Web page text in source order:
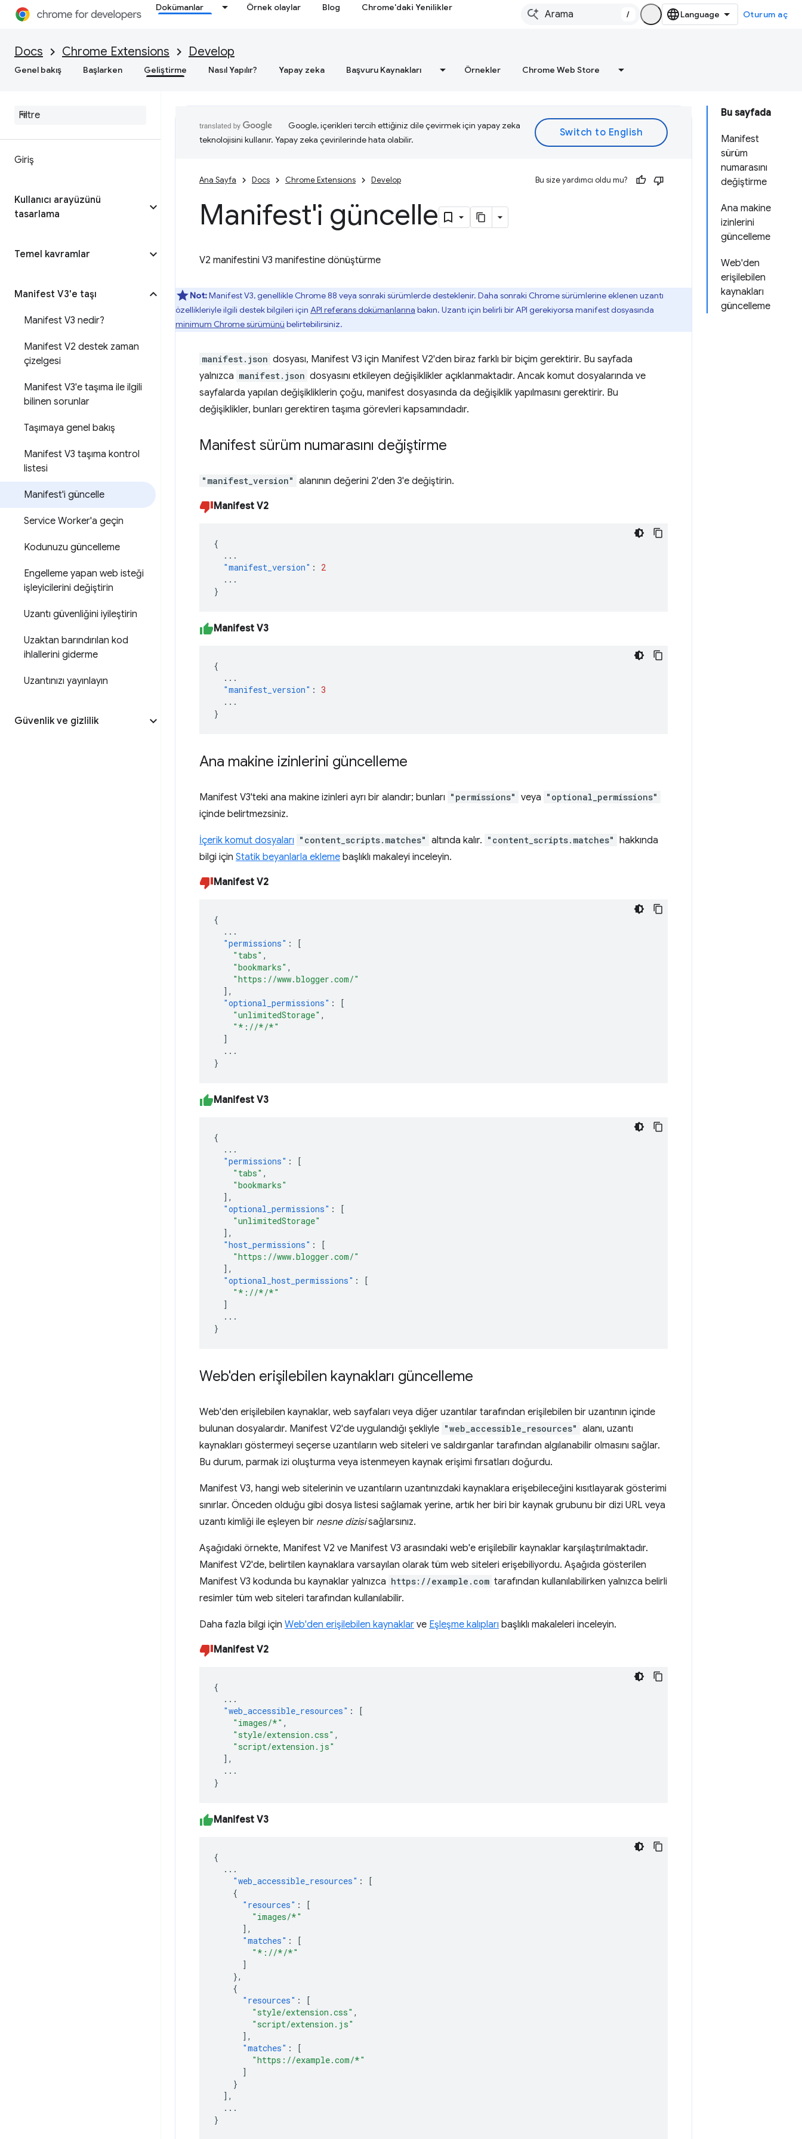
Dokümanlar Örnek olaylar Blog Chrome'daki Yenilikler
/ Oturum aç
Docs Chrome Extensions Develop
Genel bakış Başlarken Geliştirme Nasıl Yapılır? Yapay zeka Başvuru Kaynakları Örnekler Chrome Web Store
Giriş
Kullanıcı arayüzünü
tasarlama
Temel kavramlar
Manifest V3'e taşı
Manifest V3 nedir?
Manifest V2 destek zaman
çizelgesi
Manifest V3'e taşıma ile ilgili
bilinen sorunlar
Taşımaya genel bakış
Manifest V3 taşıma kontrol
listesi
Manifest'i güncelle
Service Worker'a geçin
Kodunuzu güncelleme
Engelleme yapan web isteği
işleyicilerini değiştirin
Uzantı güvenliğini iyileştirin
Uzaktan barındırılan kod
ihlallerini giderme
Uzantınızı yayınlayın
Güvenlik ve gizlilik
Bu sayfada
Manifest
sürüm
numarasını
değiştirme
Ana makine
izinlerini
güncelleme
Web'den
erişilebilen
kaynakları
güncelleme
Google, içerikleri tercih ettiğiniz dile çevirmek için yapay zeka
teknolojisini kullanır. Yapay zeka çevirilerinde hata olabilir.
Ana Sayfa Docs Chrome Extensions Develop Bu size yardımcı oldu mu?
Manifest'i güncelle
V2 manifestini V3 manifestine dönüştürme
Not:Manifest V3, genellikle Chrome 88 veya sonraki sürümlerde desteklenir. Daha sonraki Chrome sürümlerine eklenen uzantı
özellikleriyle ilgili destek bilgileri için API referans dokümanlarına bakın. Uzantı için belirli bir API gerekiyorsa manifest dosyasında
minimum Chrome sürümünü belirtebilirsiniz.
manifest.json dosyası, Manifest V3 için Manifest V2'den biraz farklı bir biçim gerektirir. Bu sayfada
yalnızca manifest.json dosyasını etkileyen değişiklikler açıklanmaktadır. Ancak komut dosyalarında ve
sayfalarda yapılan değişikliklerin çoğu, manifest dosyasında da değişiklik yapılmasını gerektirir. Bu
değişiklikler, bunları gerektiren taşıma görevleri kapsamındadır.
Manifest sürüm numarasını değiştirme
"manifest_version" alanının değerini 2'den 3'e değiştirin.
Manifest V2
{
...
"manifest_version" :
2
...
}
Manifest V3
{
...
"manifest_version" : 3
...
}
Ana makine izinlerini güncelleme
Manifest V3'teki ana makine izinleri ayrı bir alandır; bunları "permissions" veya "optional_permissions"
içinde belirtmezsiniz.
İçerik komut dosyaları "content_scripts.matches" altında kalır. "content_scripts.matches" hakkında
bilgi için Statik beyanlarla ekleme başlıklı makaleyi inceleyin.
Manifest V2
{
...
"permissions" :
[
"tabs" ,
"bookmarks" ,
"https://www.blogger.com/"
],
"optional_permissions" :
[
"unlimitedStorage" ,
"*://*/*"
]
...
}
Manifest V3
{
...
"permissions" :
[
"tabs" ,
"bookmarks"
],
"optional_permissions" :
[
"unlimitedStorage"
],
"host_permissions" :
[
"https://www.blogger.com/"
],
"optional_host_permissions" :
[
"*://*/*"
]
...
}
Web'den erişilebilen kaynakları güncelleme
Web'den erişilebilen kaynaklar, web sayfaları veya diğer uzantılar tarafından erişilebilen bir uzantının içinde
bulunan dosyalardır. Manifest V2'de uygulandığı şekliyle "web_accessible_resources" alanı, uzantı
kaynakları göstermeyi seçerse uzantıların web siteleri ve saldırganlar tarafından algılanabilir olmasını sağlar.
Bu durum, parmak izi oluşturma veya istenmeyen kaynak erişimi fırsatları doğurdu.
Manifest V3, hangi web sitelerinin ve uzantıların uzantınızdaki kaynaklara erişebileceğini kısıtlayarak gösterimi
sınırlar. Önceden olduğu gibi dosya listesi sağlamak yerine, artık her biri bir kaynak grubunu bir dizi URL veya
uzantı kimliği ile eşleyen bir nesne dizisisağlarsınız.
Aşağıdaki örnekte, Manifest V2 ve Manifest V3 arasındaki web'e erişilebilir kaynaklar karşılaştırılmaktadır.
Manifest V2'de, belirtilen kaynaklara varsayılan olarak tüm web siteleri erişebiliyordu. Aşağıda gösterilen
Manifest V3 kodunda bu kaynaklar yalnızca https://example.com tarafından kullanılabilirken yalnızca belirli
resimler tüm web siteleri tarafından kullanılabilir.
Daha fazla bilgi için Web'den erişilebilen kaynaklar ve Eşleşme kalıpları başlıklı makaleleri inceleyin.
Manifest V2
{
...
"web_accessible_resources" :
[
"images/*" ,
"style/extension.css" ,
"script/extension.js"
],
...
}
Manifest V3
{
...
"web_accessible_resources" :
[
{
"resources" :
[
"images/*"
],
"matches" :
[
"*://*/*"
]
},
{
"resources" :
[
"style/extension.css" ,
"script/extension.js"
],
"matches" :
[
"https://example.com/*"
]
}
],
...
}